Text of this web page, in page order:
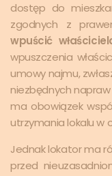
dostęp do
zgodnych z
wpuścić
wpuszczenia
umowy najmu,
niezbędnych
ma obowiązek
utrzymania lokalu w
Jednak lokator ma
przed